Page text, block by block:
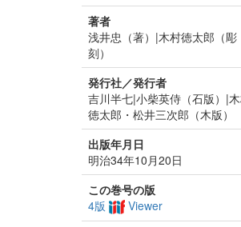
著者
浅井忠（著）|木村徳太郎（彫
刻）
発行社／発行者
吉川半七|小柴英侍（石版）|
徳太郎・松井三次郎（木版）
出版年月日
明治34年10月20日
この巻号の版
4版
Viewer